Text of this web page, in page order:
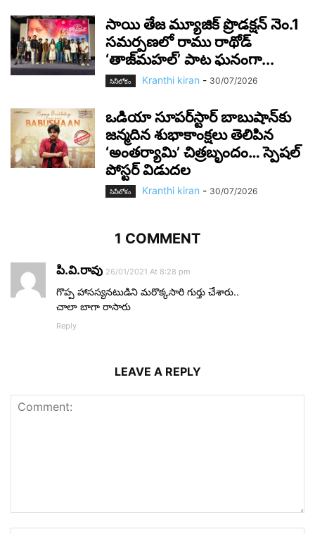
సాయి తేజ మ్యూజిక్ ప్రొడక్షన్ నెం.1
సమర్పణలో రాము రాథోడ్
‘తాజ్‌మహల్’ పాట ఘనంగా...
సినీలోకం Kranthi kiran - 30/07/2026
ఒడియా సూపర్‌స్టార్ బాబుషాన్‌కు
జన్మదిన శుభాకాంక్షలు తెలిపిన
‘అంతర్యామి’ చిత్రబృందం… స్పెషల్
పోస్టర్ విడుదల
సినీలోకం Kranthi kiran - 30/07/2026
1 COMMENT
పి.వి.రావు 26/01/2021 At 8:28 pm
గొప్ప హాసస్యనటుడిని మరొక్కసారి గుర్తు చేశారు..
చాలా బాగా రాసారు
Reply
LEAVE A REPLY